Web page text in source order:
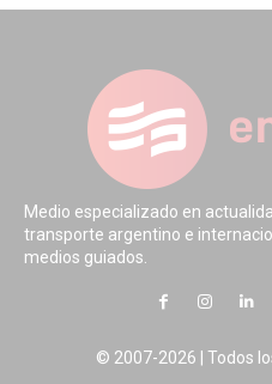
Medio especializado en
transporte argentino e
medios guiados.
© 2007-2026 | Todos